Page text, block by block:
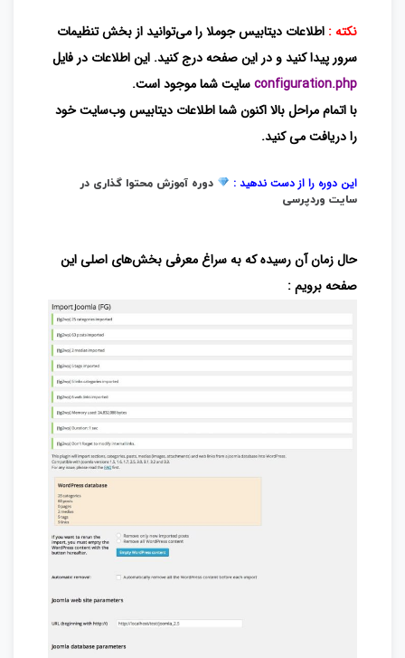
نکته : اطلاعات دیتابیس جوملا را می‌توانید از بخش تنظیمات
سرور پیدا کنید و در این صفحه درج کنید.این اطلاعات در فایل
configuration.phpسایت شما موجود است.
با اتمام مراحل بالا اکنون شما اطلاعات دیتابیس وب‌سایت خود
را دریافت می کنید.
این دوره را از دست ندهید :
دوره آموزش محتوا گذاری در
سایت وردپرسی
حال زمان آن رسیده که به سراغ معرفی بخش‌های اصلی این
صفحه برویم :